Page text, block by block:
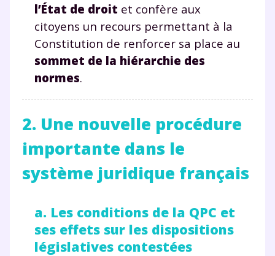
l’État de droit et confère aux
citoyens un recours permettant à la
Constitution de renforcer sa place au
sommet de la hiérarchie des
normes.
2. Une nouvelle procédure
importante dans le
système juridique français
a. Les conditions de la QPC et
ses effets sur les dispositions
législatives contestées
et de réussir votre
année scolaire ?
Testez gratuitement
pendant 24h notre